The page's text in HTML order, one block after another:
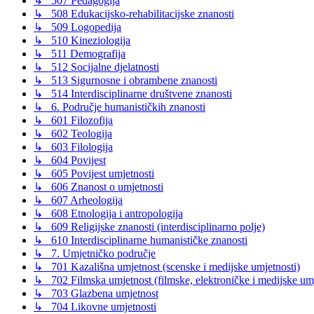
↳ 508 Edukacijsko-rehabilitacijske znanosti
↳ 509 Logopedija
↳ 510 Kineziologija
↳ 511 Demografija
↳ 512 Socijalne djelatnosti
↳ 513 Sigurnosne i obrambene znanosti
↳ 514 Interdisciplinarne društvene znanosti
↳ 6. Područje humanističkih znanosti
↳ 601 Filozofija
↳ 602 Teologija
↳ 603 Filologija
↳ 604 Povijest
↳ 605 Povijest umjetnosti
↳ 606 Znanost o umjetnosti
↳ 607 Arheologija
↳ 608 Etnologija i antropologija
↳ 609 Religijske znanosti (interdisciplinarno polje)
↳ 610 Interdisciplinarne humanističke znanosti
↳ 7. Umjetničko područje
↳ 701 Kazališna umjetnost (scenske i medijske umjetnosti)
↳ 702 Filmska umjetnost (filmske, elektroničke i medijske
↳ 703 Glazbena umjetnost
↳ 704 Likovne umjetnosti